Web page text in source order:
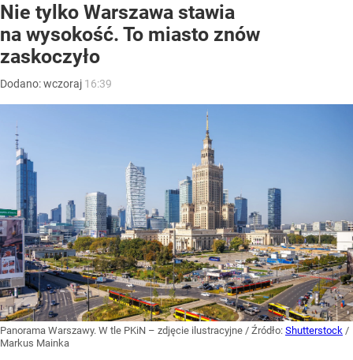
Nie tylko Warszawa stawia
na wysokość. To miasto znów
zaskoczyło
Dodano:wczoraj 16:39
Panorama Warszawy. W tle PKiN – zdjęcie ilustracyjne / Źródło: Shutterstock /
Markus Mainka